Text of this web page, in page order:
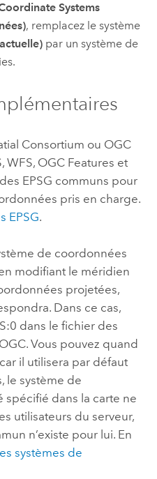
Systems
, remplacez le système
par un système de
Consortium ou OGC
WFS, OGC Features et
EPSG communs pour
pris en charge.
EPSG.
de coordonnées
modifiant le méridien
projetées,
Dans ce cas,
dans le fichier des
Vous pouvez quand
il utilisera par défaut
le système de
dans la carte ne
utilisateurs du serveur,
n’existe pour lui. En
systèmes de